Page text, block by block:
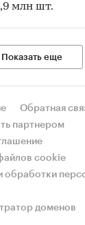
млн шт.
Показать еще
Обратная
партнером
cookie
обработки
доменов